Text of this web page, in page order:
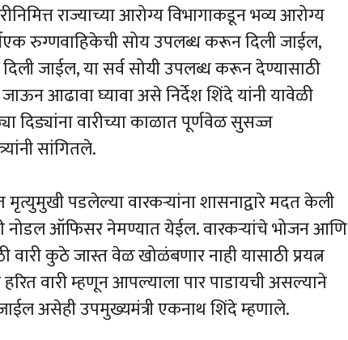
राज्याच्या आरोग्य विभागाकडून भव्य आरोग्य
रुग्णवाहिकेची सोय उपलब्ध करून दिली जाईल,
जाईल, या सर्व सोयी उपलब्ध करून देण्यासाठी
आढावा घ्यावा असे निर्देश शिंदे यांनी यावेळी
दिड्यांना वारीच्या काळात पूर्णवेळ सुसज्ज
सांगितले.
पडलेल्या वारकऱ्यांना शासनाद्वारे मदत केली
नोडल ऑफिसर नेमण्यात येईल. वारकऱ्यांचे भोजन आणि
वारी कुठे जास्त वेळ खोळंबणार नाही यासाठी प्रयत्न
हरित वारी म्हणून आपल्याला पार पाडायची असल्याने
असेही उपमुख्यमंत्री एकनाथ शिंदे म्हणाले.